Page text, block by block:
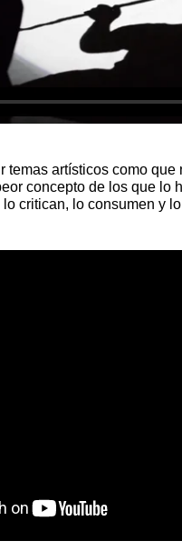
temas artísticos como
concepto de los que lo
critican, lo consumen y